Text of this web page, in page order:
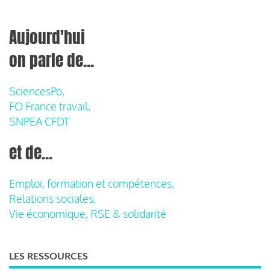
Aujourd'hui
on parle de...
SciencesPo,
FO France travail,
SNPEA CFDT
et de...
Emploi, formation et compétences,
Relations sociales,
Vie économique, RSE & solidarité
LES RESSOURCES